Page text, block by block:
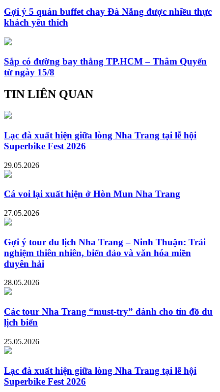
Gợi ý 5 quán buffet chay Đà Nẵng được nhiều thực
khách yêu thích
Sắp có đường bay thẳng TP.HCM – Thâm Quyến
từ ngày 15/8
TIN LIÊN QUAN
Lạc đà xuất hiện giữa lòng Nha Trang tại lễ hội
Superbike Fest 2026
29.05.2026
Cá voi lại xuất hiện ở Hòn Mun Nha Trang
27.05.2026
Gợi ý tour du lịch Nha Trang – Ninh Thuận: Trải
nghiệm thiên nhiên, biển đảo và văn hóa miền
duyên hải
28.05.2026
Các tour Nha Trang “must-try” dành cho tín đồ du
lịch biển
25.05.2026
Lạc đà xuất hiện giữa lòng Nha Trang tại lễ hội
Superbike Fest 2026